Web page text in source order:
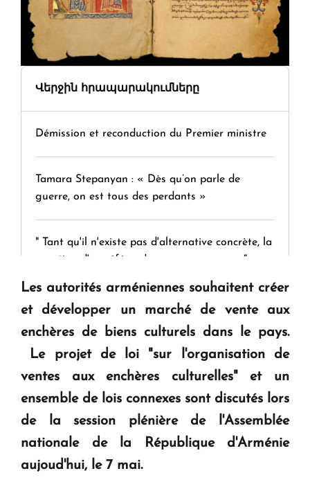
Վերջին հրապարակումները
Démission et reconduction du Premier ministre
Tamara Stepanyan : « Dès qu’on parle de
guerre, on est tous des perdants »
" Tant qu'il n'existe pas d'alternative concrète, la
question d'un référendum ne se pose pas. "
KASA : 30 ans d'audace, de résilience et d'avenir
en Arménie
Le premier hôtel Hyatt Regency d'Arménie
Les autorités arméniennes souhaitent créer
et développer un marché de vente aux
enchères de biens culturels dans le pays.
Le projet de loi "sur l'organisation de
ventes aux enchères culturelles" et un
ensemble de lois connexes sont discutés lors
de la session plénière de l'Assemblée
nationale de la République d'Arménie
aujoud'hui, le 7 mai.